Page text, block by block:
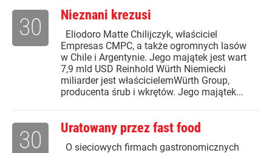
Nieznani krezusi
Eliodoro Matte Chilijczyk, właściciel
Empresas CMPC, a także ogromnych lasów
w Chile i Argentynie. Jego majątek jest wart
7,9 mld USD Reinhold Würth Niemiecki
miliarder jest właścicielemWürth Group,
producenta śrub i wkrętów. Jego majątek...
30
Uratowany przez fast food
O sieciowych firmach gastronomicznych
30